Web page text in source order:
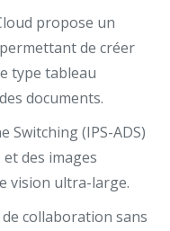
propose un
de créer
type tableau
documents.
Switching (IPS-ADS)
des images
vision ultra-large.
collaboration sans